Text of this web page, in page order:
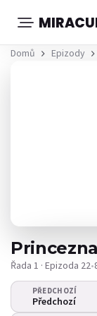
Domů Epizody
Video se
Řada 1 · Epizoda 22•
PŘEDCHOZÍ
Předchozí